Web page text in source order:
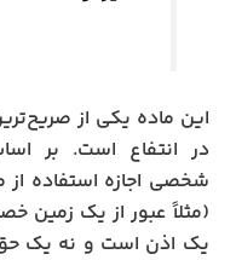
این ماده یکی از
در انتفاع است. بر
شخصی اجازه استفاده از
(مثلاً عبور از یک زمین
یک اذن است و نه یک حق